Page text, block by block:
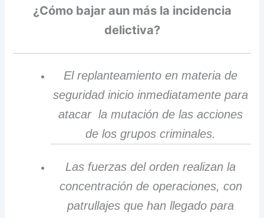
¿Cómo bajar aun más la incidencia
delictiva?
El replanteamiento en materia de
seguridad inicio inmediatamente para
atacar la mutación de las acciones
de los grupos criminales.
Las fuerzas del orden realizan la
concentración de operaciones, con
patrullajes que han llegado para